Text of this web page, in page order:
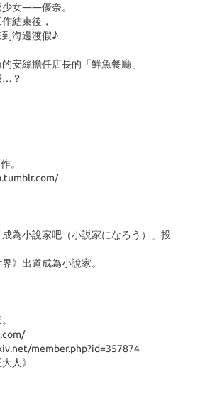
少女――優奈。
結束後，
海邊渡假♪
安絲擔任店長的「鮮魚餐廳」
…？
。
為小說家吧（小説家になろう）」投
》出道成為小說家。
member.php?id=357874
人》